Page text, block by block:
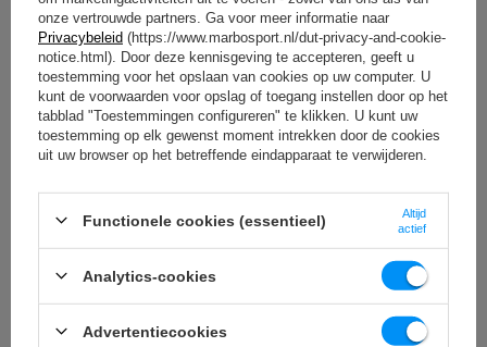
serwis@marbosport.eu
Uw beoordeling:
5/5
Inhoud van uw mening
onze vertrouwde partners. Ga voor meer informatie naar
Privacybeleid (https://www.marbosport.nl/dut-privacy-and-cookie-
notice.html). Door deze kennisgeving te accepteren, geeft u
toestemming voor het opslaan van cookies op uw computer. U
kunt de voorwaarden voor opslag of toegang instellen door op het
tabblad "Toestemmingen configureren" te klikken. U kunt uw
toestemming op elk gewenst moment intrekken door de cookies
uit uw browser op het betreffende eindapparaat te verwijderen.
Functionele cookies (essentieel)
Altijd
actief
Analytics-cookies
Advertentiecookies